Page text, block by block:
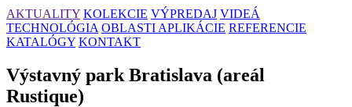
AKTUALITY KOLEKCIE VÝPREDAJ VIDEÁ
TECHNOLÓGIA OBLASTI APLIKÁCIE REFERENCIE
KATALÓGY KONTAKT
Výstavný park Bratislava (areál
Rustique)